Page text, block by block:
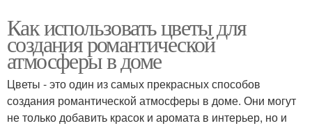
Как использовать цветы для
создания романтической
атмосферы в доме
Цветы - это один из самых прекрасных способов
создания романтической атмосферы в доме. Они могут
не только добавить красок и аромата в интерьер, но и